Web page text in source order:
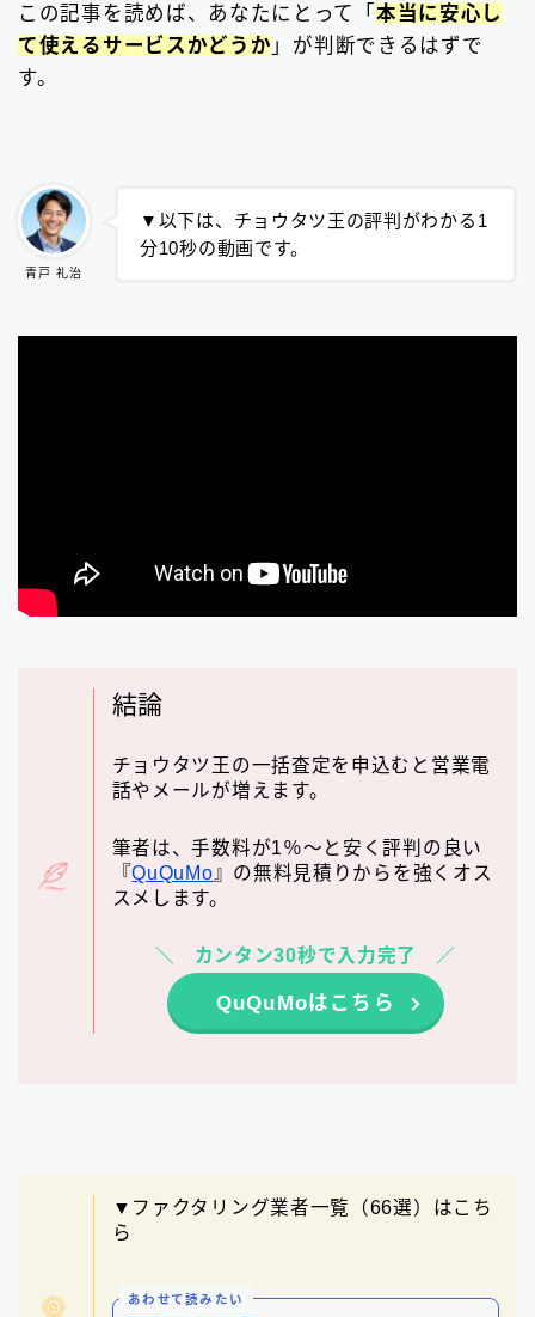
この記事を読めば、あなたにとって「 本当に安心し
て使えるサービスかどうか 」が判断できるはずで
す。
青戸 礼治
▼以下は、チョウタツ王の評判がわかる1
分10秒の動画です。
結論
チョウタツ王の一括査定を申込むと営業電
話やメールが増えます。
筆者は、手数料が1％～と安く評判の良い
『QuQuMo 』の無料見積りからを強くオス
スメします。
カンタン30秒で入力完了
QuQuMoはこちら
▼ファクタリング業者一覧（66選）はこち
ら
あわせて読みたい